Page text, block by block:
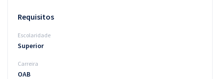
Requisitos
Escolaridade
Superior
Carreira
OAB